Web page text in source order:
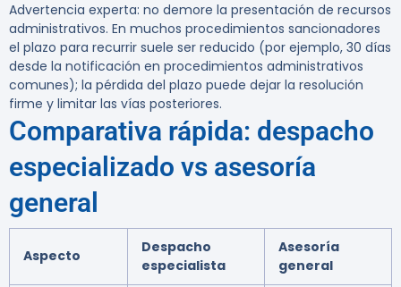
Advertencia experta: no demore la presentación de recursos
administrativos. En muchos procedimientos sancionadores
el plazo para recurrir suele ser reducido (por ejemplo, 30 días
desde la notificación en procedimientos administrativos
comunes); la pérdida del plazo puede dejar la resolución
firme y limitar las vías posteriores.
Comparativa rápida: despacho
especializado vs asesoría
general
Aspecto
Despacho
especialista
Asesoría
general